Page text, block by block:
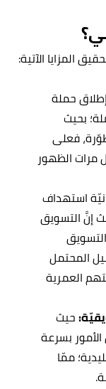
المزايا الآتية:
حملة
بحيث
فعلى
مرات الظهور
استهداف
إنَّ التسويق
المحتمل
العمرية
حيث
بسرعة
ممّا